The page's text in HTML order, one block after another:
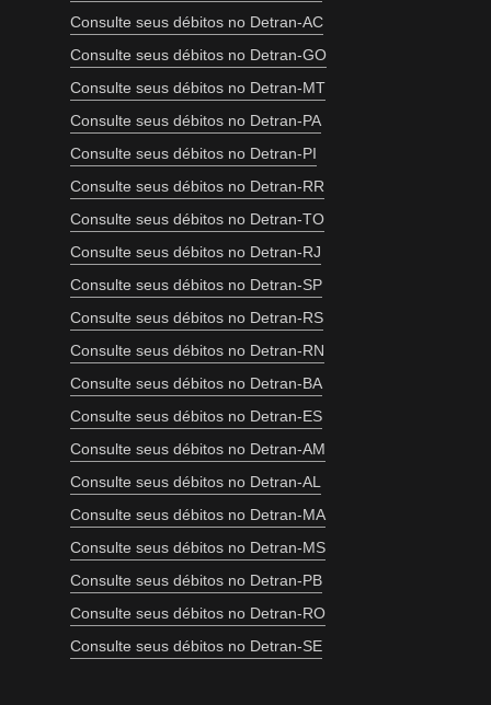
Consulte seus débitos no Detran-AC
Consulte seus débitos no Detran-GO
Consulte seus débitos no Detran-MT
Consulte seus débitos no Detran-PA
Consulte seus débitos no Detran-PI
Consulte seus débitos no Detran-RR
Consulte seus débitos no Detran-TO
Consulte seus débitos no Detran-RJ
Consulte seus débitos no Detran-SP
Consulte seus débitos no Detran-RS
Consulte seus débitos no Detran-RN
Consulte seus débitos no Detran-BA
Consulte seus débitos no Detran-ES
Consulte seus débitos no Detran-AM
Consulte seus débitos no Detran-AL
Consulte seus débitos no Detran-MA
Consulte seus débitos no Detran-MS
Consulte seus débitos no Detran-PB
Consulte seus débitos no Detran-RO
Consulte seus débitos no Detran-SE